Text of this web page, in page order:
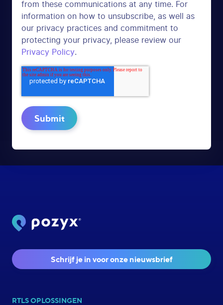
from these communications at any time. For
information on how to unsubscribe, as well as
our privacy practices and commitment to
protecting your privacy, please review our
Privacy Policy.
Schrijf je in voor onze nieuwsbrief
RTLS OPLOSSINGEN